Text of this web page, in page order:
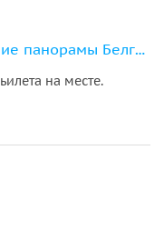
Круиз по Саве и Дунаю — лучшие панорамы Белграда с воды
на месте.